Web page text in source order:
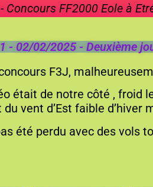
Concours FF2000 Eole à
1 - 02/02/2025 - Deuxième
F3J,
était de notre côté , froid
vent d’Est faible d’hiver
été perdu avec des vols